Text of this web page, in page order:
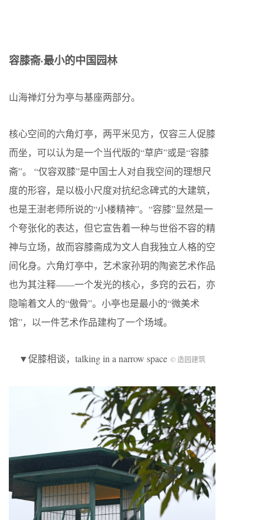
容膝斋·最小的中国园林
山海禅灯分为亭与基座两部分。
核心空间的六角灯亭，两平米见方，仅容三人促膝
而坐，可以认为是一个当代版的“草庐”或是“容膝
斋”。 “仅容双膝”是中国士人对自我空间的理想尺
度的形容，是以极小尺度对抗纪念碑式的大建筑，
也是王澍老师所说的“小楼精神”。“容膝”显然是一
个夸张化的表达，但它宣告着一种与世俗不容的精
神与立场，故而容膝斋成为文人自我独立人格的空
间化身。六角灯亭中，艺术家孙玥的陶瓷艺术作品
也为其注释——一个发光的核心，多窍的云石，亦
隐喻着文人的“傲骨”。小亭也是最小的“微美术
馆”，以一件艺术作品建构了一个场域。
▼促膝相谈，talking in a narrow space © 造园建筑